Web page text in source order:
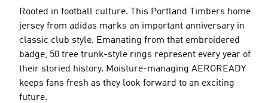
Rooted in football culture. This Portland Timbers home
jersey from adidas marks an important anniversary in
classic club style. Emanating from that embroidered
badge, 50 tree trunk-style rings represent every year of
their storied history. Moisture-managing AEROREADY
keeps fans fresh as they look forward to an exciting
future.